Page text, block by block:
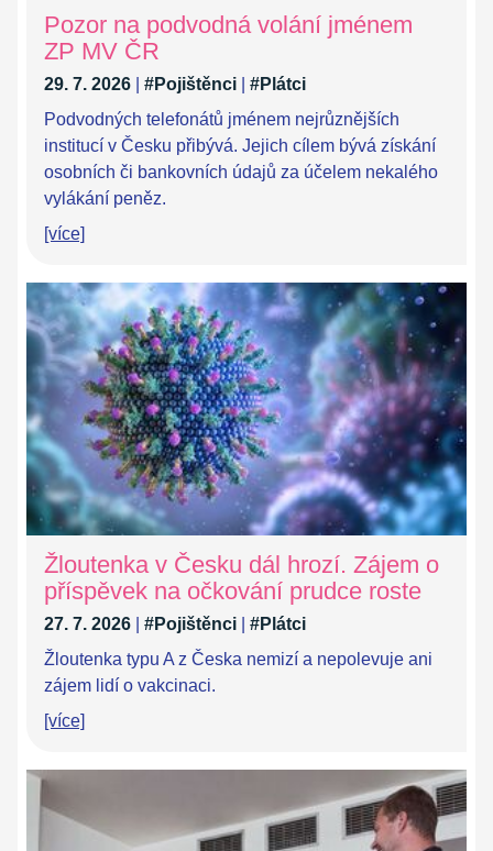
Pozor na podvodná volání jménem
ZP MV ČR
29. 7. 2026 #Pojištěnci
#Plátci
Podvodných telefonátů jménem nejrůznějších
institucí v Česku přibývá. Jejich cílem bývá získání
osobních či bankovních údajů za účelem nekalého
vylákání peněz.
[více]
Žloutenka v Česku dál hrozí. Zájem o
příspěvek na očkování prudce roste
27. 7. 2026 #Pojištěnci
#Plátci
Žloutenka typu A z Česka nemizí a nepolevuje ani
zájem lidí o vakcinaci.
[více]